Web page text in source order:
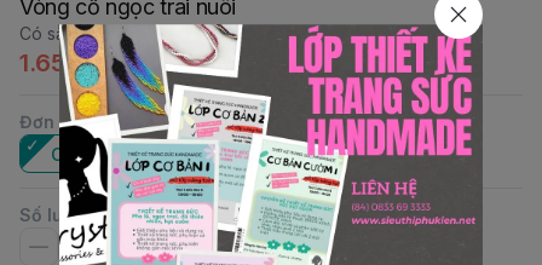
Vòng cổ ngọc trai nuôi
Có sẵn: 1
1.650.000đ
Đơn vị:
Cái
Số lượng